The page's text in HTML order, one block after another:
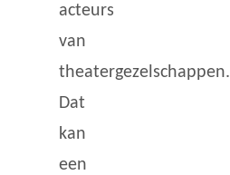
acteurs
van
theatergezelschappen.
Dat
kan
een